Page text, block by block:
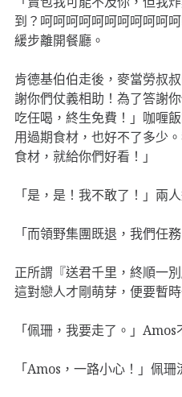
到？呵呵呵呵呵呵呵呵呵呵
緩步離開餐廳。
肯德基伯伯走後，麥當勞叔
謝你們仗義相助！為了答謝
吃任喝，終生免費！」咖喱
用過期食材，也好不了多少
食材，就給你們好看！」
「是，是！我不敢了！」兩
「而領野集團既退，我們任
正所謂『送君千里，終順一
這對戀人才剛萌芽，便要暫時
「佩珊，我要走了。」Amos
「Amos，一路小心！」佩